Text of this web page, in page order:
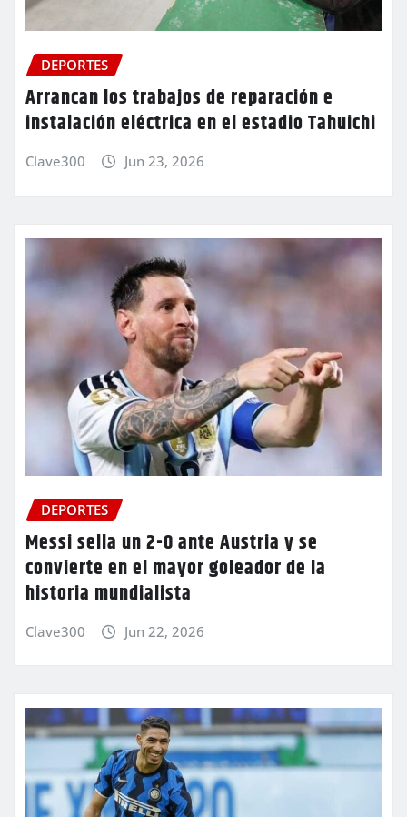
DEPORTES
Arrancan los trabajos de reparación e
instalación eléctrica en el estadio Tahuichi
Clave300 Jun 23, 2026
DEPORTES
Messi sella un 2-0 ante Austria y se
convierte en el mayor goleador de la
historia mundialista
Clave300 Jun 22, 2026